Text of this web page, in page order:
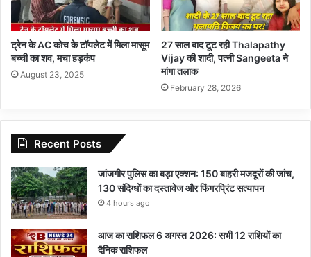
ट्रेन के AC कोच के टॉयलेट में मिला मासूम
बच्ची का शव, मचा हड़कंप
August 23, 2025
27 साल बाद टूट रही Thalapathy
Vijay की शादी, पत्नी Sangeeta ने
मांगा तलाक
February 28, 2026
Recent Posts
जांजगीर पुलिस का बड़ा एक्शन: 150 बाहरी मजदूरों की जांच,
130 संदिग्धों का दस्तावेज और फिंगरप्रिंट सत्यापन
4 hours ago
आज का राशिफल 6 अगस्त 2026: सभी 12 राशियों का
दैनिक राशिफल